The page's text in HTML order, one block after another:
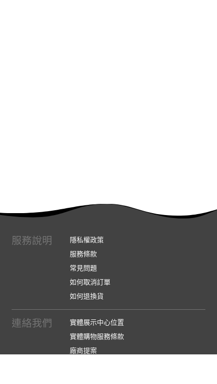
服務說明
隱私權政策
服務條款
常見問題
如何取消訂單
如何退換貨
連絡我們
實體展示中心位置
實體購物服務條款
廠商提案